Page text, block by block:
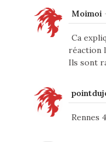
Moimoi
Ca
réaction
Ils sont
Rennes